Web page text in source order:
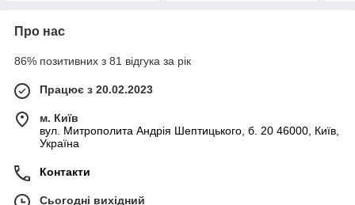
Про нас
86% позитивних з 81 відгука за рік
Працює з 20.02.2023
м. Київ
вул. Митрополита Андрія Шептицького, б. 20 46000, Київ,
Україна
Контакти
Сьогодні вихідний